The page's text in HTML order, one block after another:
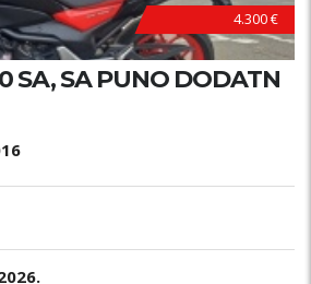
4.300 €
SA, SA PUNO DODATN